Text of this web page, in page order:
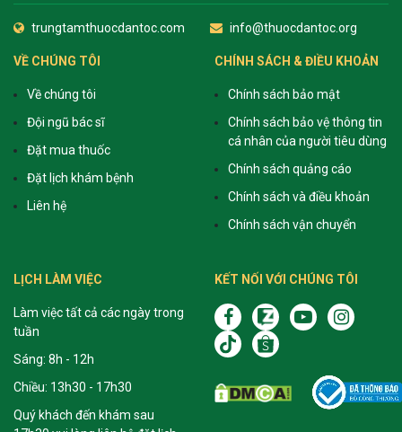
trungtamthuocdantoc.com info@thuocdantoc.org
VỀ CHÚNG TÔI
Về chúng tôi
Đội ngũ bác sĩ
Đặt mua thuốc
Đặt lịch khám bệnh
Liên hệ
CHÍNH SÁCH & ĐIỀU KHOẢN
Chính sách bảo mật
Chính sách bảo vệ thông tin
cá nhân của người tiêu dùng
Chính sách quảng cáo
Chính sách và điều khoản
Chính sách vận chuyển
LỊCH LÀM VIỆC
Làm việc tất cả các ngày trong
tuần
Sáng: 8h - 12h
Chiều: 13h30 - 17h30
Quý khách đến khám sau
KẾT NỐI VỚI CHÚNG TÔI